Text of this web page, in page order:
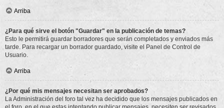
Arriba
¿Para qué sirve el botón "Guardar" en la publicación de temas?
Esto le permitirá guardar borradores que serán completados y enviados más
tarde. Para recargar un borrador guardado, visite el Panel de Control de
Usuario.
Arriba
¿Por qué mis mensajes necesitan ser aprobados?
La Administración del foro tal vez ha decidido que los mensajes publicados en